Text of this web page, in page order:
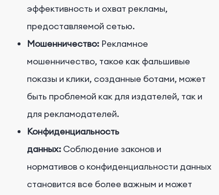
эффективность и охват рекламы,
предоставляемой сетью.
Мошенничество: Рекламное
мошенничество, такое как фальшивые
показы и клики, созданные ботами, может
быть проблемой как для издателей, так и
для рекламодателей.
Конфиденциальность
данных: Соблюдение законов и
нормативов о конфиденциальности данных
становится все более важным и может